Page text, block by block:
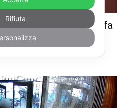
ancora tentativi di truffa
del “finto nipote”
Rifiuta